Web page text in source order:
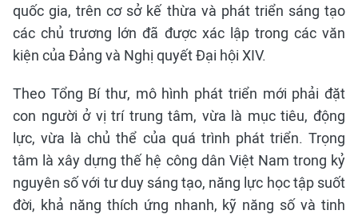
quốc gia, trên cơ sở kế thừa và phát triển sáng tạo
các chủ trương lớn đã được xác lập trong các văn
kiện của Đảng và Nghị quyết Đại hội XIV.
Theo Tổng Bí thư, mô hình phát triển mới phải đặt
con người ở vị trí trung tâm, vừa là mục tiêu, động
lực, vừa là chủ thể của quá trình phát triển. Trọng
tâm là xây dựng thế hệ công dân Việt Nam trong kỷ
nguyên số với tư duy sáng tạo, năng lực học tập suốt
đời, khả năng thích ứng nhanh, kỹ năng số và tinh